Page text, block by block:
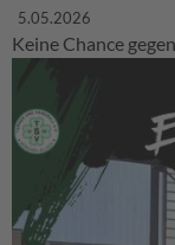
5.05.2026
Keine Chance